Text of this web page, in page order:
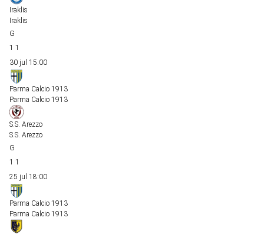
Iraklis
Iraklis
1 1
30 jul 15:00
Parma Calcio 1913
Parma Calcio 1913
S.S. Arezzo
S.S. Arezzo
1 1
25 jul 18:00
Parma Calcio 1913
Parma Calcio 1913